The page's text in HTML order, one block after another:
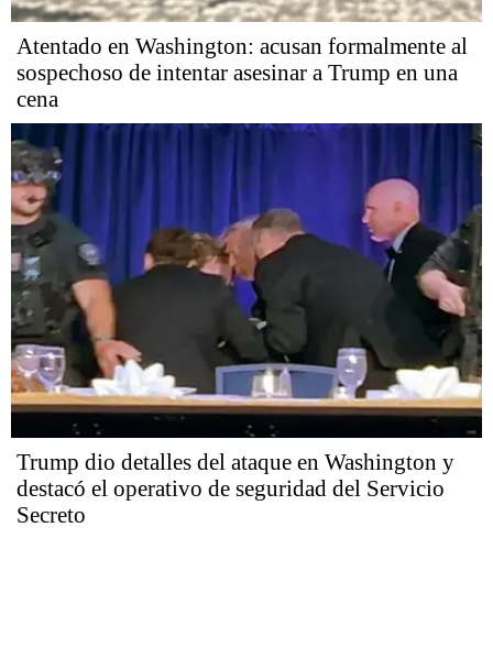
Atentado en Washington: acusan formalmente al
sospechoso de intentar asesinar a Trump en una
cena
Trump dio detalles del ataque en Washington y
destacó el operativo de seguridad del Servicio
Secreto